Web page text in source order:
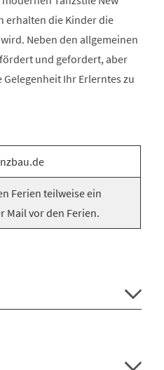
erhalten die Kinder die
Neben den allgemeinen
und gefordert, aber
Ihr Erlerntes zu
Ferien teilweise ein
Mail vor den Ferien.